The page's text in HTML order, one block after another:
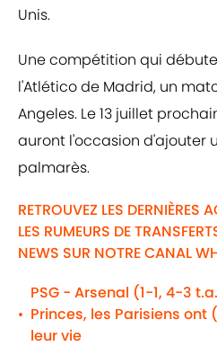
Unis.
Une compétition qui
l'Atlético de Madrid, un
Angeles. Le 13 juillet
auront l'occasion d'ajouter
palmarès.
RETROUVEZ LES DERNIÈRES
LES RUMEURS DE
NEWS SUR NOTRE CANAL
•
PSG - Arsenal (1-1, 4-3
Princes, les Parisiens
leur vie